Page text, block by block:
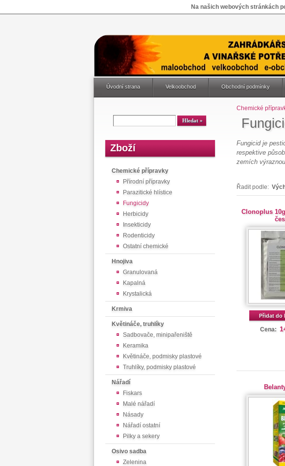
Na našich webových stránkách
Úvodní strana Velkoobchod Obchodní podmínky
Zboží
Chemické přípravky
Přírodní přípravky
Parazitické hlístice
Fungicidy
Herbicidy
Insekticidy
Rodenticidy
Ostatní chemické
Hnojiva
Granulovaná
Kapalná
Krystalická
Krmiva
Květináče, truhlíky
Sadbovače, minipařeniště
Keramika
Květináče, podmisky plastové
Truhlíky, podmisky plastové
Nářadí
Fiskars
Malé nářadí
Násady
Nářadí ostatní
Pilky a sekery
Osivo sadba
Zelenina
Chemické
Fungicid je
respektive
zemích
Řadit podle:
Clonoplus
Přidat do
Cena: